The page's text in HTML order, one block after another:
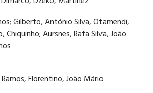
Gilberto, António Silva, Otamendi,
Chiquinho; Aursnes, Rafa Silva, João
Florentino, João Mário